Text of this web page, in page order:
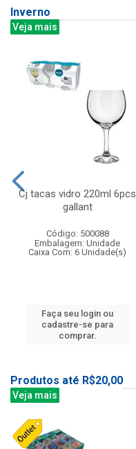
Inverno
Veja mais
Cj tacas vidro 220ml 6pcs
gallant
Código: 500088
Embalagem: Unidade
Caixa Com: 6 Unidade(s)
Faça seu login ou
cadastre-se para
comprar.
Produtos até R$20,00
Veja mais